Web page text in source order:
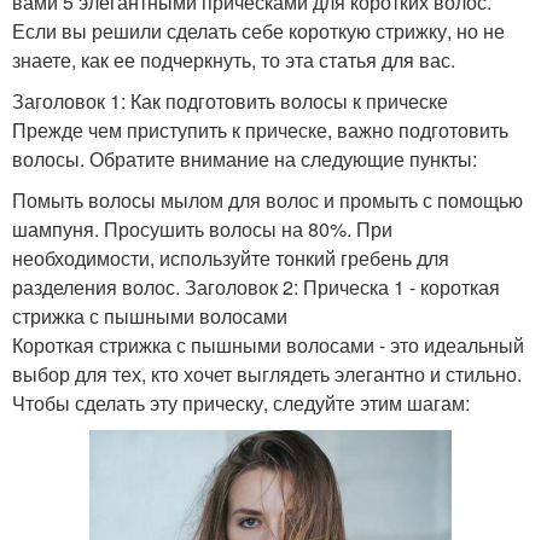
Если вы решили сделать себе короткую стрижку, но не
знаете, как ее подчеркнуть, то эта статья для вас.
Заголовок 1: Как подготовить волосы к прическе
Прежде чем приступить к прическе, важно подготовить
волосы. Обратите внимание на следующие пункты:
Помыть волосы мылом для волос и промыть с помощью
шампуня. Просушить волосы на 80%. При
необходимости, используйте тонкий гребень для
разделения волос. Заголовок 2: Прическа 1 - короткая
стрижка с пышными волосами
Короткая стрижка с пышными волосами - это идеальный
выбор для тех, кто хочет выглядеть элегантно и стильно.
Чтобы сделать эту прическу, следуйте этим шагам: